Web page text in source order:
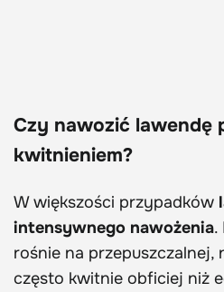
Czy nawozić lawendę
kwitnieniem?
W większości przypadków
intensywnego nawożenia.
rośnie na przepuszczalnej,
często kwitnie obficiej niż